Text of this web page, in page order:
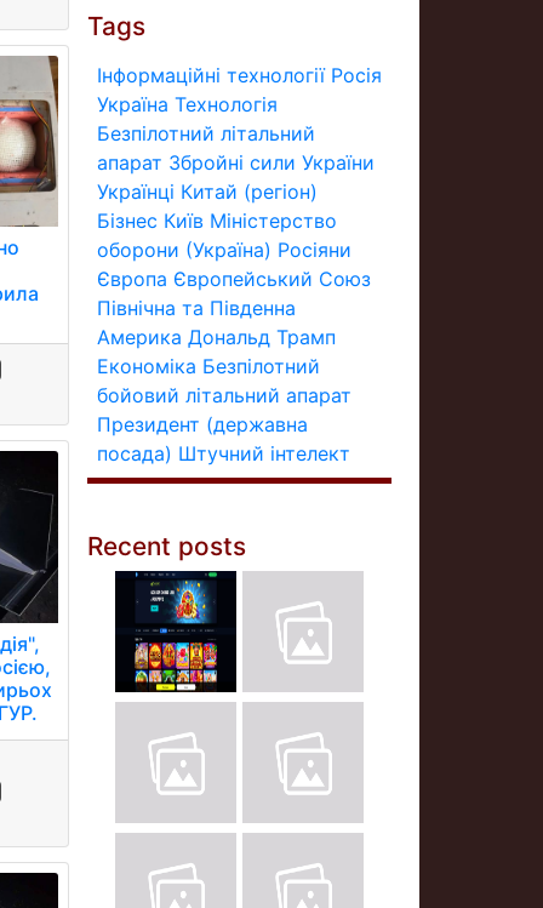
Tags
Інформаційні технології Росія
Україна Технологія
Безпілотний літальний
апарат Збройні сили України
Українці Китай (регіон)
Бізнес Київ Міністерство
оборони (Україна) Росіяни
Європа Європейський Союз
Північна та Південна
Америка Дональд Трамп
Економіка Безпілотний
бойовий літальний апарат
Президент (державна
посада) Штучний інтелект
Recent posts